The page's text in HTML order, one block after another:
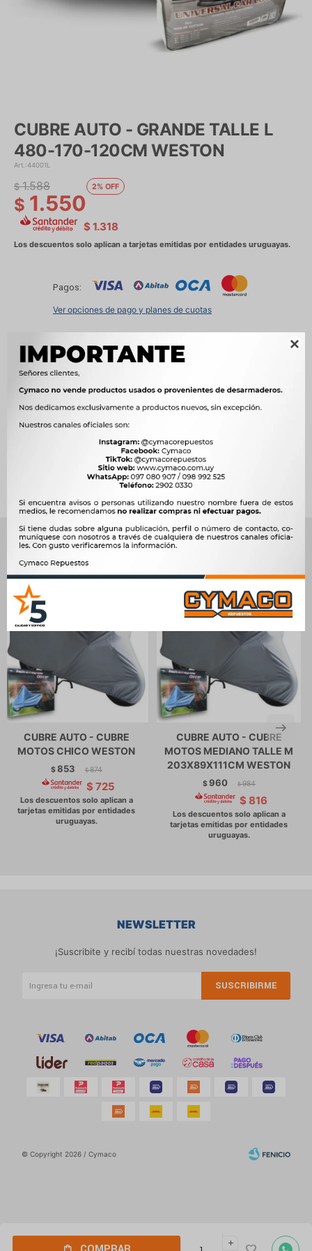

CUBRE AUTO - GRANDE TALLE L
480-170-120CM WESTON
44001L
$ 1.550
$ 1.588 2
$ 1.318
add
consultas
Pagos:
Ver opciones de pago y planes de cuotas
Métodos y costos de envío
Ver mas productos de la marca Weston
Productos que te pueden interesar
CUBRE AUTO - CUBRE
MOTOS CHICO WESTON
$853 $ 874
$ 725
CUBRE AUTO - CUBRE
MOTOS MEDIANO TALLE M
203X89X111CM WESTON
$960 $ 984
$ 816
NEWSLETTER
¡Suscribite y recibí todas nuestras novedades!
SUSCRIBIRME
© Copyright 2026 / Cymaco
Fenicio